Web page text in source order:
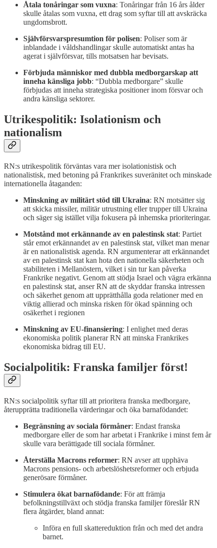
Åtala tonåringar som vuxna: Tonåringar från 16 års ålder
skulle åtalas som vuxna, ett drag som syftar till att avskräcka
ungdomsbrott.
Självförsvarspresumtion för polisen: Poliser som är
inblandade i våldshandlingar skulle automatiskt antas ha
agerat i självförsvar, tills motsatsen har bevisats.
Förbjuda människor med dubbla medborgarskap att
inneha känsliga jobb: “Dubbla medborgare” skulle
förbjudas att inneha strategiska positioner inom försvar och
andra känsliga sektorer.
Utrikespolitik: Isolationism och
nationalism
RN:s utrikespolitik förväntas vara mer isolationistisk och
nationalistisk, med betoning på Frankrikes suveränitet och minskade
internationella åtaganden:
Minskning av militärt stöd till Ukraina: RN motsätter sig
att skicka missiler, militär utrustning eller trupper till Ukraina
och säger sig istället vilja fokusera på inhemska prioriteringar.
Motstånd mot erkännande av en palestinsk stat: Partiet
står emot erkännandet av en palestinsk stat, vilket man menar
är en nationalistisk agenda. RN argumenterar att erkännandet
av en palestinsk stat kan hota den nationella säkerheten och
stabiliteten i Mellanöstern, vilket i sin tur kan påverka
Frankrike negativt. Genom att stödja Israel och vägra erkänna
en palestinsk stat, anser RN att de skyddar franska intressen
och säkerhet genom att upprätthålla goda relationer med en
viktig allierad och minska risken för ökad spänning och
osäkerhet i regionen
Minskning av EU-finansiering: I enlighet med deras
ekonomiska politik planerar RN att minska Frankrikes
ekonomiska bidrag till EU.
Socialpolitik: Franska familjer först!
RN:s socialpolitik syftar till att prioritera franska medborgare,
återupprätta traditionella värderingar och öka barnafödandet:
Begränsning av sociala förmåner: Endast franska
medborgare eller de som har arbetat i Frankrike i minst fem år
skulle vara berättigade till sociala förmåner.
Återställa Macrons reformer: RN avser att upphäva
Macrons pensions- och arbetslöshetsreformer och erbjuda
generösare förmåner.
Stimulera ökat barnafödande: För att främja
befolkningstillväxt och stödja franska familjer föreslår RN
flera åtgärder, bland annat:
Införa en full skattereduktion från och med det andra
barnet.